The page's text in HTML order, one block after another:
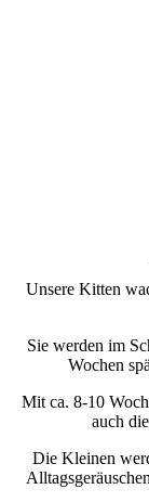
Unsere Kitten
Sie werden im
Wochen
Mit ca. 8-10
auch
Die Kleinen